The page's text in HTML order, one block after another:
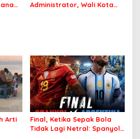
Administrator, Wali Kota
Arti
Final, Ketika Sepak Bola
Tidak Lagi Netral: Spanyol